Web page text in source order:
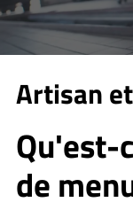
Artisan
Qu'est-
de